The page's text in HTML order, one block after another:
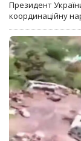
Президент
координаційну